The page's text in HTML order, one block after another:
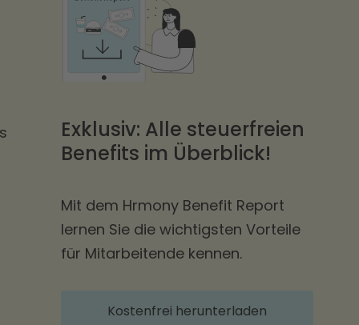
Exklusiv: Alle steuerfreien
Benefits im Überblick!
Mit dem Hrmony Benefit Report
lernen Sie die wichtigsten Vorteile
für Mitarbeitende kennen.
Kostenfrei herunterladen